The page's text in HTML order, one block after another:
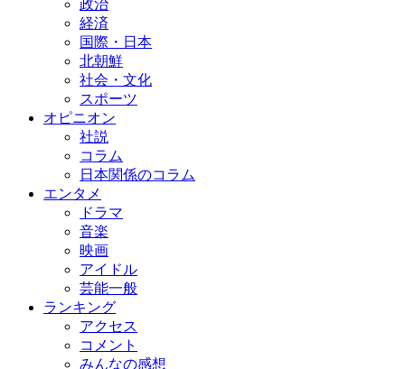
政治
経済
国際・日本
北朝鮮
社会・文化
スポーツ
オピニオン
社説
コラム
日本関係のコラム
エンタメ
ドラマ
音楽
映画
アイドル
芸能一般
ランキング
アクセス
コメント
みんなの感想